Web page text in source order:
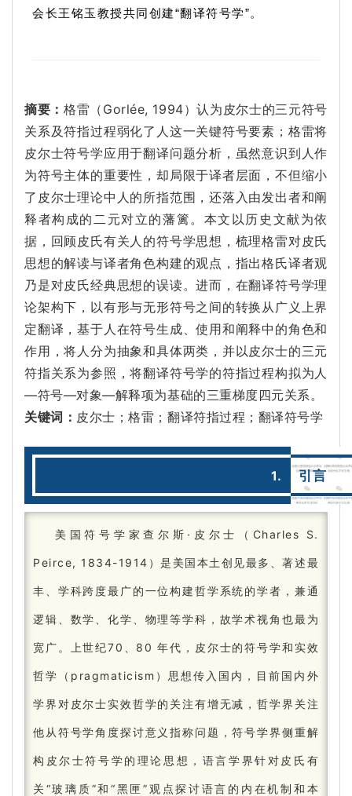
会长王铭玉教授共同创建“翻译符号学”。
摘要： 格雷（Gorlée, 1994）认为皮尔士的三元符号
关系及符指过程弱化了人这一关键符号要素； 格雷将
皮尔士符号学应用于翻译问题分析，虽然意识到人作
为符号主体的重要性，却局限于译者层面，不但缩小
了皮尔士理论中人的所指范围，还落入由发出者和阐
释者构成的二元对立的藩篱。 本文以历史文献为依
据，回顾皮氏有关人的符号学思想，梳理格雷对皮氏
思想的解读与译者角色构建的观点，指出格氏译者观
乃是对皮氏经典思想的误读。进而，在翻译符号学理
论架构下，以有形与无形符号之间的转换从广义上界
定翻译，基于人在符号生成、使用和阐释中的角色和
作用，将人分为抽象和具体两类，并以皮尔士的三元
符指关系为参照，将翻译符号学的符指过程构拟为人
—符号—对象—解释项为基础的三重梯度四元关系。
关键词： 皮尔士；格雷；翻译符指过程； 翻译符号学
1. 引言
美国符号学家查尔斯·皮尔士（Charles S.
Peirce, 1834-1914）是美国本土创见最多、著述最
丰、学科跨度最广的一位构建哲学系统的学者，兼通
逻辑、数学、化学、物理等学科，故学术视角也最为
宽广。 上世纪70、80 年代，皮尔士的符号学和实效
哲学（pragmaticism）思想传入国内，目前国内外
学界对皮尔士实效哲学的关注有增无减，哲学界关注
他从符号学角度探讨意义指称问题，符号学界侧重解
构皮尔士符号学的理论思想，语言学界针对皮氏有
关“玻璃质”和“黑匣”观点探讨语言的内在机制和本